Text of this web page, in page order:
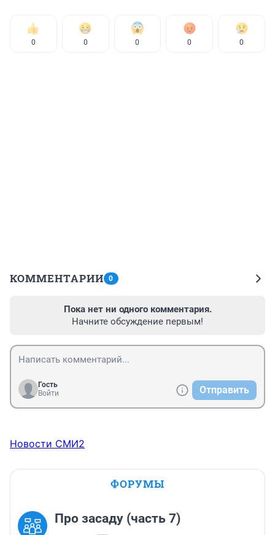
0 0 0 0 0
КОММЕНТАРИИ 0
Пока нет ни одного комментария.
Начните обсуждение первым!
Гость
Войти
Отправить
Новости СМИ2
ФОРУМЫ
Про засаду (часть 7)